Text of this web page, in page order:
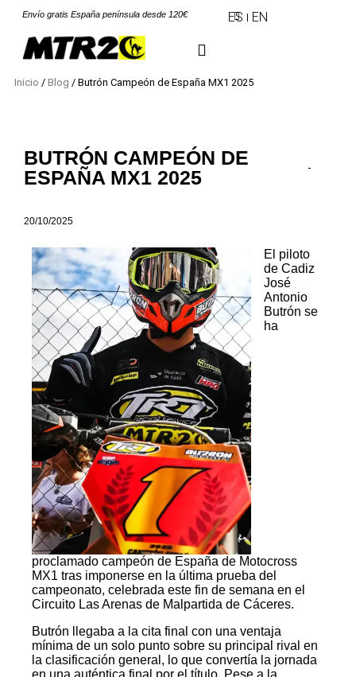
Envío gratis España península desde 120€ ES EN
Inicio / Blog / Butrón Campeón de España MX1 2025
BUTRÓN CAMPEÓN DE
ESPAÑA MX1 2025
20/10/2025
El piloto
de Cadiz
José
Antonio
Butrón se
ha
proclamado campeón de España de Motocross
MX1 tras imponerse en la última prueba del
campeonato, celebrada este fin de semana en el
Circuito Las Arenas de Malpartida de Cáceres.
Butrón llegaba a la cita final con una ventaja
mínima de un solo punto sobre su principal rival en
la clasificación general, lo que convertía la jornada
en una auténtica final por el título. Pese a la